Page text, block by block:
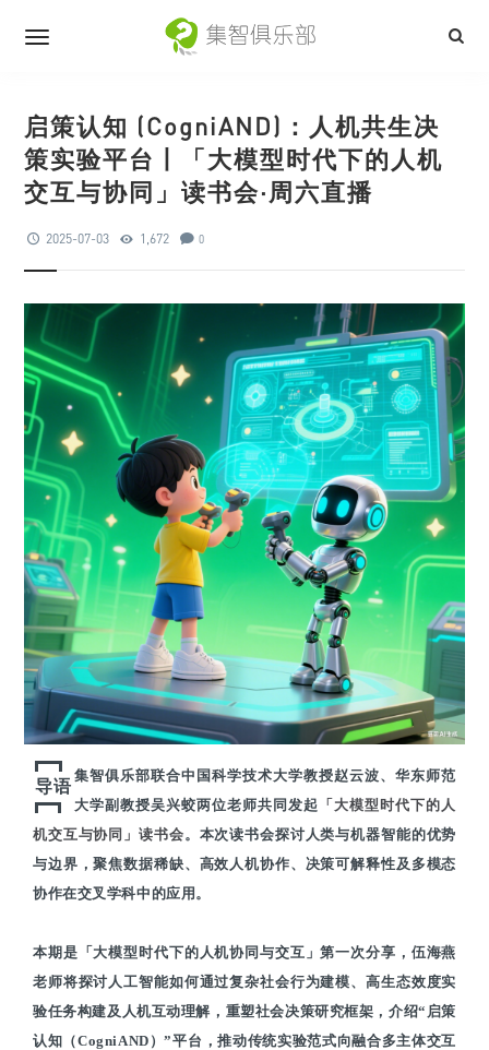
启策认知 (CogniAND)：人机共生决
策实验平台丨「大模型时代下的人机
交互与协同」读书会·周六直播
2025-07-03 1,672 0
导语
集智俱乐部联合中国科学技术大学教授赵云波、华东师范
大学副教授吴兴蛟两位老师共同发起 「大模型时代下的人
机交互与协同」读书会。本次读书会探讨人类与机器智能的优势
与边界，聚焦数据稀缺、高效人机协作、决策可解释性及多模态
协作在交叉学科中的应用。
本期是「大模型时代下的人机协同与交互」第一次分享，伍海燕
老师将探讨人工智能如何通过复杂社会行为建模、高生态效度实
验任务构建及人机互动理解，重塑社会决策研究框架，介绍“启策
认知（CogniAND）”平台，推动传统实验范式向融合多主体交互